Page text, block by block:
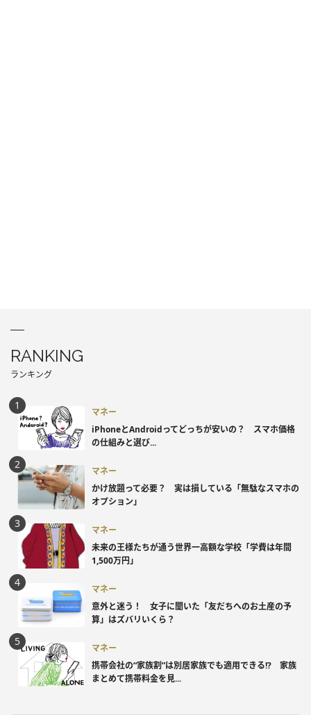
RANKING
ランキング
マネー
iPhoneとAndroidってどっちが安いの？ スマホ価格
の仕組みと選び...
マネー
かけ放題って必要？ 実は損している「無駄なスマホの
オプション」
マネー
未来の王様たちが通う世界一高額な学校「学費は年間
1,500万円」
マネー
意外と迷う！ 女子に聞いた「友だちへのお土産の予
算」はズバリいくら？
マネー
携帯会社の“家族割”は別居家族でも適用できる!? 家族
まとめて携帯料金を見...